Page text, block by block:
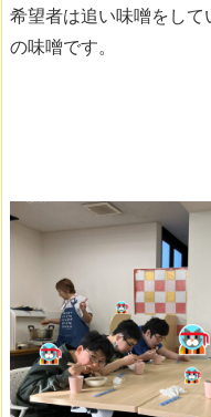
希望者は追い味噌をし
の味噌です。